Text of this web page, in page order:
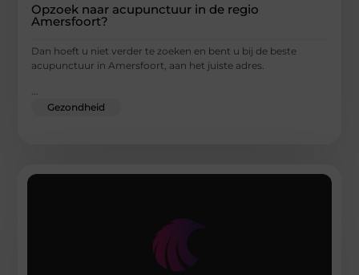
Opzoek naar acupunctuur in de regio
Amersfoort?
Dan hoeft u niet verder te zoeken en bent u bij de beste
acupunctuur in Amersfoort, aan het juiste adres.
...
Gezondheid